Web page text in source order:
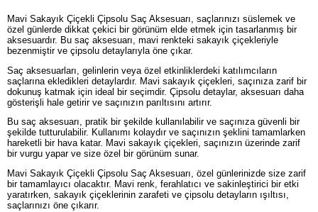
Mavi Sakayık Çiçekli Çipsolu Saç Aksesuarı, saçlarınızı süslemek ve
özel günlerde dikkat çekici bir görünüm elde etmek için tasarlanmış bir
aksesuardır. Bu saç aksesuarı, mavi renkteki sakayık çiçekleriyle
bezenmiştir ve çipsolu detaylarıyla öne çıkar.
Saç aksesuarları, gelinlerin veya özel etkinliklerdeki katılımcıların
saçlarına ekledikleri detaylardır. Mavi sakayık çiçekleri, saçınıza zarif bir
dokunuş katmak için ideal bir seçimdir. Çipsolu detaylar, aksesuarı daha
gösterişli hale getirir ve saçınızın parıltısını artırır.
Bu saç aksesuarı, pratik bir şekilde kullanılabilir ve saçınıza güvenli bir
şekilde tutturulabilir. Kullanımı kolaydır ve saçınızın şeklini tamamlarken
hareketli bir hava katar. Mavi sakayık çiçekleri, saçınızın üzerinde zarif
bir vurgu yapar ve size özel bir görünüm sunar.
Mavi Sakayık Çiçekli Çipsolu Saç Aksesuarı, özel günlerinizde size zarif
bir tamamlayıcı olacaktır. Mavi renk, ferahlatıcı ve sakinleştirici bir etki
yaratırken, sakayık çiçeklerinin zarafeti ve çipsolu detayların ışıltısı,
saçlarınızı öne çıkarır.